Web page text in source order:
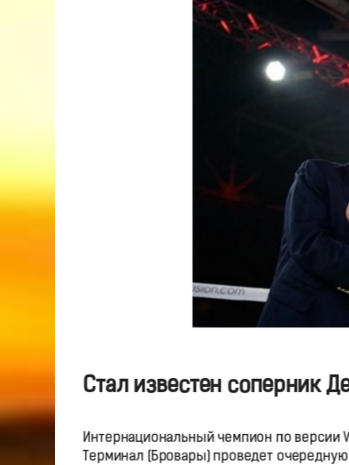
Стал известен соперник
Интернациональный чемпион по версии
Терминал (Бровары) проведет